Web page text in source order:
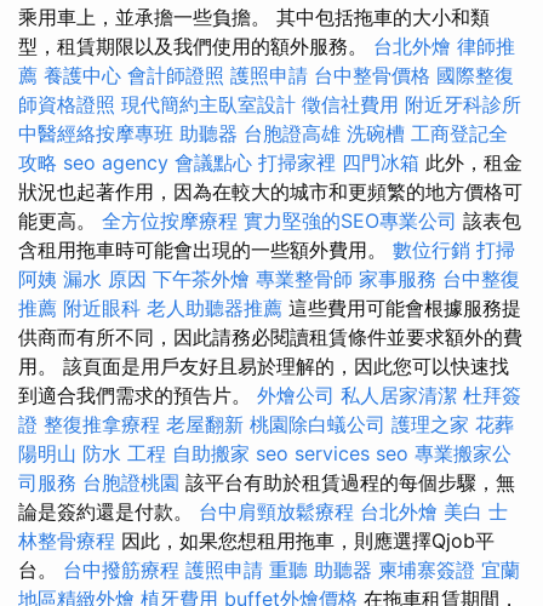
乘用車上，並承擔一些負擔。 其中包括拖車的大小和類
型，租賃期限以及我們使用的額外服務。 台北外燴 律師推
薦 養護中心 會計師證照 護照申請 台中整骨價格 國際整復
師資格證照 現代簡約主臥室設計 徵信社費用 附近牙科診所
中醫經絡按摩專班 助聽器 台胞證高雄 洗碗槽 工商登記全
攻略 seo agency 會議點心 打掃家裡 四門冰箱 此外，租金
狀況也起著作用，因為在較大的城市和更頻繁的地方價格可
能更高。 全方位按摩療程 實力堅強的SEO專業公司 該表包
含租用拖車時可能會出現的一些額外費用。 數位行銷 打掃
阿姨 漏水 原因 下午茶外燴 專業整骨師 家事服務 台中整復
推薦 附近眼科 老人助聽器推薦 這些費用可能會根據服務提
供商而有所不同，因此請務必閱讀租賃條件並要求額外的費
用。 該頁面是用戶友好且易於理解的，因此您可以快速找
到適合我們需求的預告片。 外燴公司 私人居家清潔 杜拜簽
證 整復推拿療程 老屋翻新 桃園除白蟻公司 護理之家 花葬
陽明山 防水 工程 自助搬家 seo services seo 專業搬家公
司服務 台胞證桃園 該平台有助於租賃過程的每個步驟，無
論是簽約還是付款。 台中肩頸放鬆療程 台北外燴 美白 士
林整骨療程 因此，如果您想租用拖車，則應選擇Qjob平
台。 台中撥筋療程 護照申請 重聽 助聽器 柬埔寨簽證 宜蘭
地區精緻外燴 植牙費用 buffet外燴價格 在拖車租賃期間，